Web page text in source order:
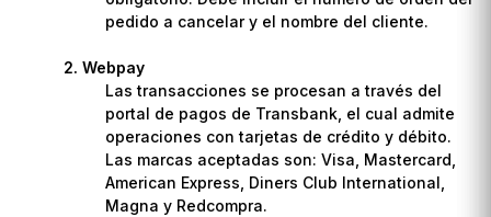
pedido a cancelar y el nombre del cliente.
Webpay
Las transacciones se procesan a través del
portal de pagos de Transbank, el cual admite
operaciones con tarjetas de crédito y débito.
Las marcas aceptadas son: Visa, Mastercard,
American Express, Diners Club International,
Magna y Redcompra.